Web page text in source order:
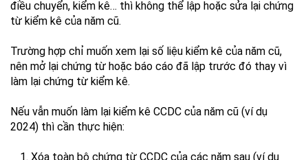
điều chuyển, kiểm kê… thì không thể lập hoặc sửa lại chứng
từ kiểm kê của năm cũ.
Trường hợp chỉ muốn xem lại số liệu kiểm kê của năm cũ,
nên mở lại chứng từ hoặc báo cáo đã lập trước đó thay vì
làm lại chứng từ kiểm kê.
Nếu vẫn muốn làm lại kiểm kê CCDC của năm cũ (ví dụ
2024) thì cần thực hiện:
Xóa toàn bộ chứng từ CCDC của các năm sau (ví dụ